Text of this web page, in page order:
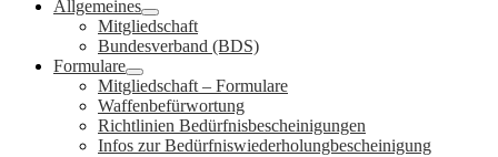
Allgemeines
Mitgliedschaft
Bundesverband (BDS)
Formulare
Mitgliedschaft – Formulare
Waffenbefürwortung
Richtlinien Bedürfnisbescheinigungen
Infos zur Bedürfniswiederholungbescheinigung